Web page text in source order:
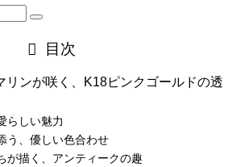
目次
リンが咲く、K18ピンクゴールドの透
らしい魅力
う、優しい色合わせ
が描く、アンティークの趣